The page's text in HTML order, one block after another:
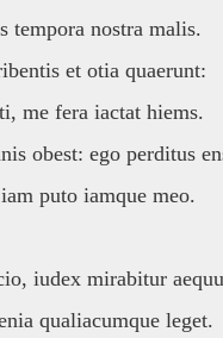
nostra malis.
et otia quaerunt:
me fera iactat hiems.
obest: ego perditus
puto iamque meo.
iudex mirabitur
qualiacumque leget.